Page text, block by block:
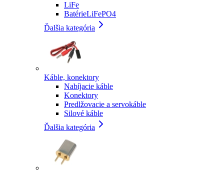
LiFe
BatérieLiFePO4
Ďalšia kategória
Káble, konektory
Nabíjacie káble
Konektory
Predlžovacie a servokáble
Silové káble
Ďalšia kategória